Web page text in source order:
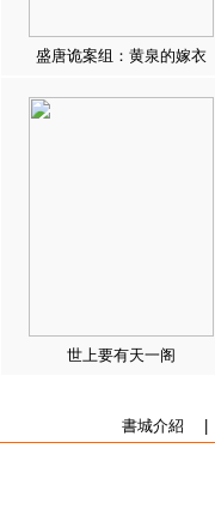
盛唐诡案组：黄泉的嫁衣
世上要有天一阁
書城介紹